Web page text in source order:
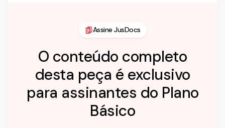
Assine JusDocs
O conteúdo completo
desta peça é exclusivo
para assinantes do Plano
Básico